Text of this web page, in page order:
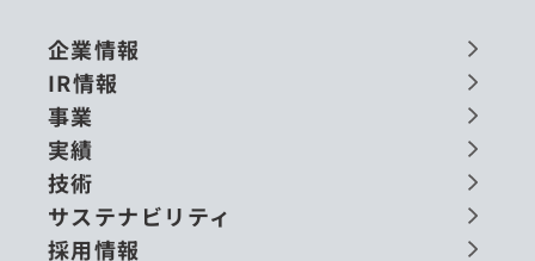
企業情報
IR情報
事業
実績
技術
サステナビリティ
採用情報